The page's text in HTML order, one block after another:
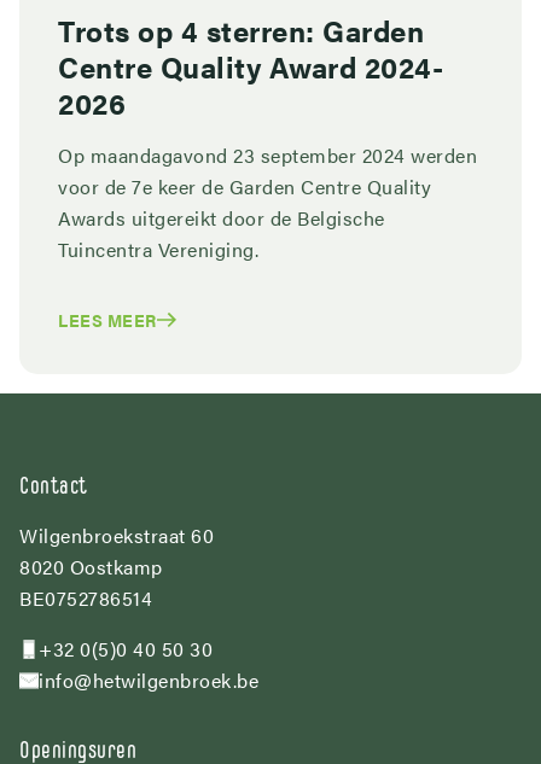
Trots op 4 sterren: Garden
Centre Quality Award 2024-
2026
Op maandagavond 23 september 2024 werden
voor de 7e keer de Garden Centre Quality
Awards uitgereikt door de Belgische
Tuincentra Vereniging.
LEES MEER
Contact
Wilgenbroekstraat 60
8020 Oostkamp
BE0752786514
+32 0(5)0 40 50 30
info@hetwilgenbroek.be
Openingsuren